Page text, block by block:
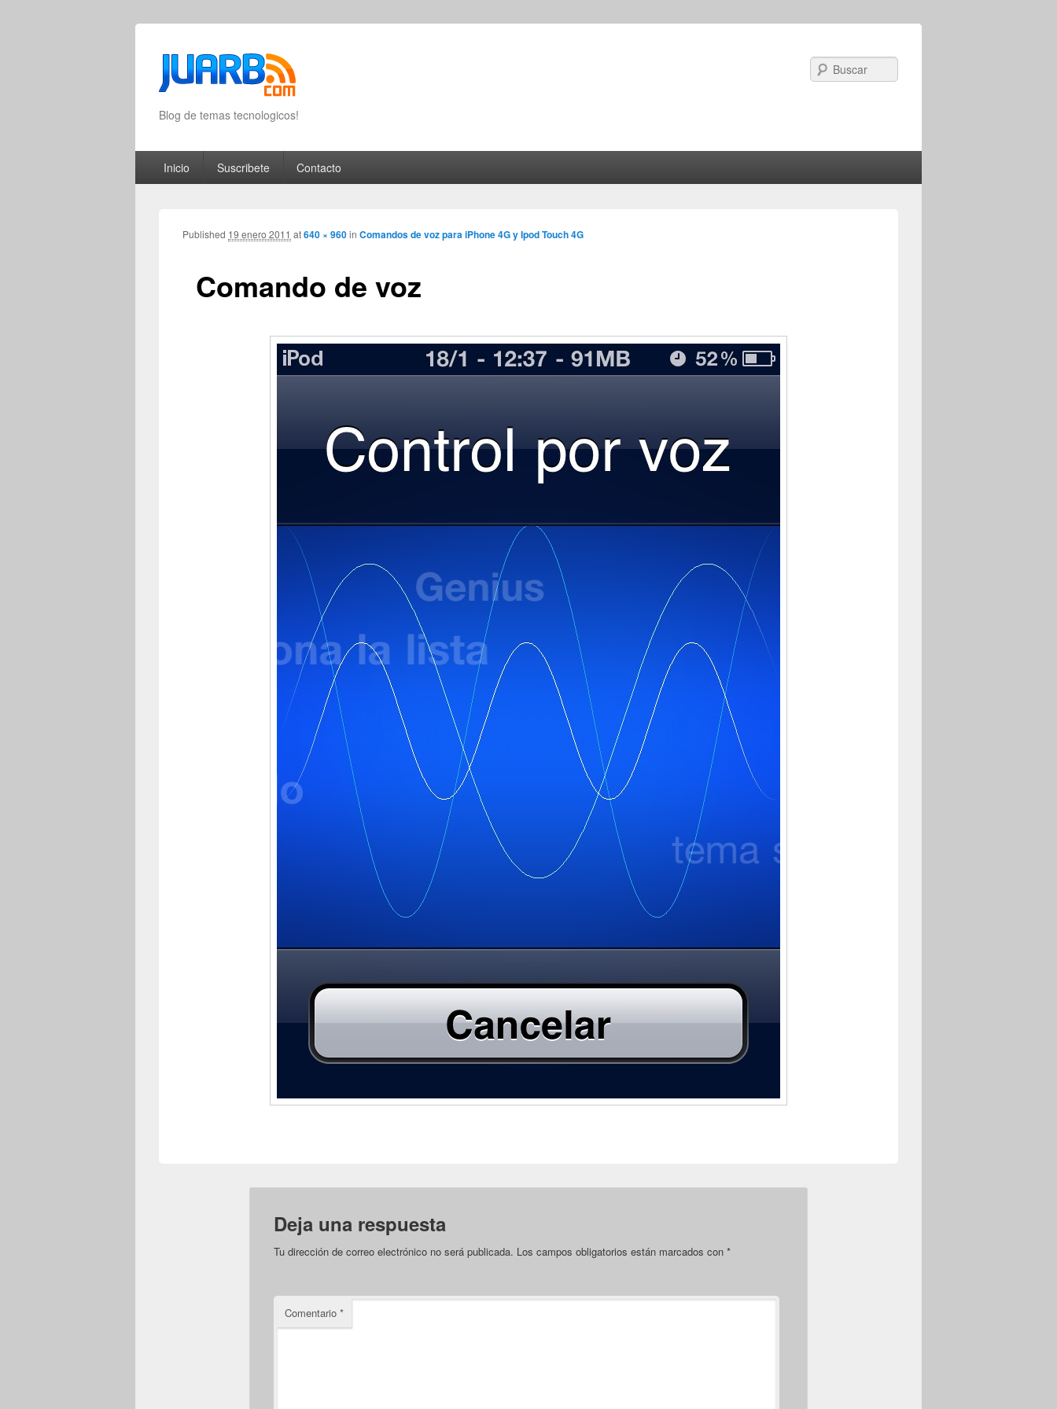
Blog de temas tecnologicos!
Primary menu
Skip to primary content
Skip to secondary content
Inicio Suscribete Contacto
Comando de voz
Published 19 enero 2011 at640 × 960in Comandos de voz para iPhone 4G y Ipod Touch 4G
Deja una respuesta
Tu dirección de correo electrónico no será publicada. Los campos obligatorios están marcados con*
Comentario*